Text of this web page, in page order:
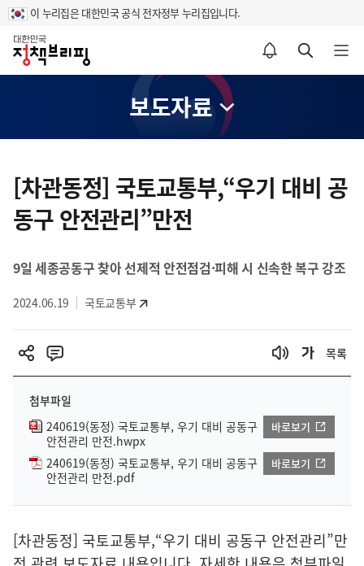
이 누리집은 대한민국 공식 전자정부 누리집입니다.
홈
알림설정 바로가기 검색 바로가기 메뉴 열기
보도자료
텐
츠
영
[차관동정] 국토교통부,“우기 대비 공
동구 안전관리”만전
9일 세종공동구 찾아 선제적 안전점검·피해 시 신속한 복구 강조
2024.06.19 국토교통부
목록
첨부파일
240619(동정) 국토교통부, 우기 대비 공동구
안전관리 만전.hwpx
바로보기
240619(동정) 국토교통부, 우기 대비 공동구
안전관리 만전.pdf
바로보기
[차관동정] 국토교통부,“우기 대비 공동구 안전관리”만